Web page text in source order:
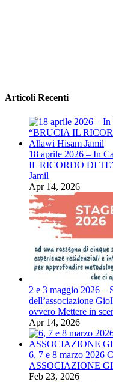
Articoli Recenti
18 aprile 2026 – In
IL RICORDO DI
Jamil
Apr 14, 2026
2 e 3 maggio 2026 –
dell’associazione
ovvero Mettere in
Apr 14, 2026
6, 7 e 8 marzo 2026
ASSOCIAZIONE
Feb 23, 2026